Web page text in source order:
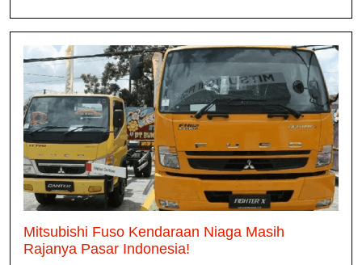
Mitsubishi Fuso Kendaraan Niaga Masih
Rajanya Pasar Indonesia!